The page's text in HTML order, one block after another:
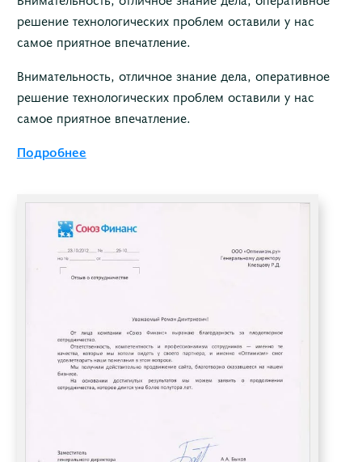
решение технологических проблем оставили у нас
самое приятное впечатление.
Внимательность, отличное знание дела, оперативное
решение технологических проблем оставили у нас
самое приятное впечатление.
Подробнее